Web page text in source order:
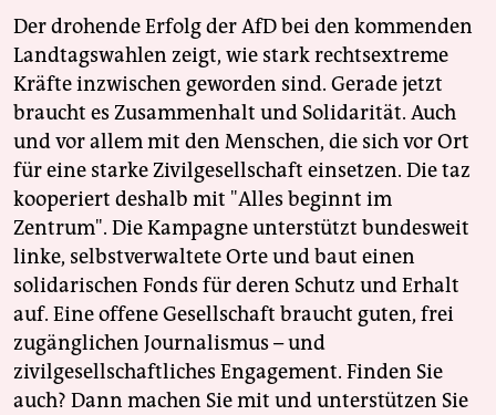
Der drohende Erfolg der AfD bei den kommenden
Landtagswahlen zeigt, wie stark rechtsextreme
Kräfte inzwischen geworden sind. Gerade jetzt
braucht es Zusammenhalt und Solidarität. Auch
und vor allem mit den Menschen, die sich vor Ort
für eine starke Zivilgesellschaft einsetzen. Die taz
kooperiert deshalb mit "Alles beginnt im
Zentrum". Die Kampagne unterstützt bundesweit
linke, selbstverwaltete Orte und baut einen
solidarischen Fonds für deren Schutz und Erhalt
auf. Eine offene Gesellschaft braucht guten, frei
zugänglichen Journalismus – und
zivilgesellschaftliches Engagement. Finden Sie
auch? Dann machen Sie mit und unterstützen Sie